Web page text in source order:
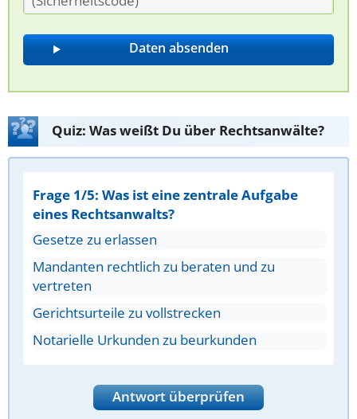
Quiz: Was weißt Du über Rechtsanwälte?
Frage 1/5: Was ist eine zentrale Aufgabe
eines Rechtsanwalts?
Gesetze zu erlassen
Mandanten rechtlich zu beraten und zu
vertreten
Gerichtsurteile zu vollstrecken
Notarielle Urkunden zu beurkunden
Antwort überprüfen